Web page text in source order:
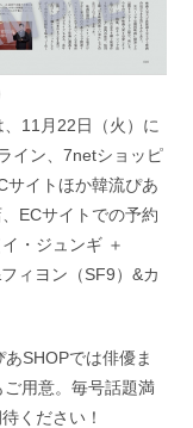
11月22日（火）に
イン、7netショッピ
サイトほか韓流ぴあ
ECサイトでの予約
・ジュンギ ＋
ィヨン（SF9）&カ
SHOPでは俳優ま
用意。毎号話題満
ください！